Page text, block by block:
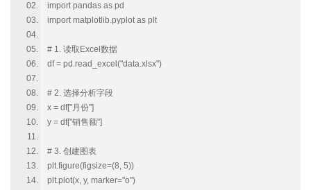
import pandas as pd
import matplotlib.pyplot as plt
# 1. 读取Excel数据
df = pd.read_excel("data.xlsx")
# 2. 选择分析字段
x = df["月份"]
y = df["销售额"]
# 3. 创建图表
plt.figure(figsize=(8, 5))
plt.plot(x, y, marker="o")